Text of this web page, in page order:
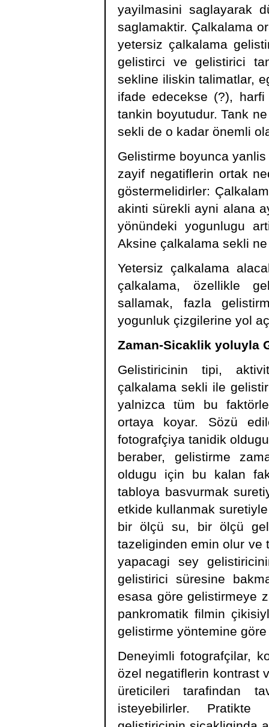
yayilmasini saglayarak
saglamaktir. Çalkalama
yetersiz çalkalama
gelistirci ve gelistirici
sekline iliskin talimatlar,
ifade edecekse (?),
tankin boyutudur. Tank
sekli de o kadar önemli
Gelistirme boyunca
zayif negatiflerin ortak
göstermelidirler:
akinti sürekli ayni alana
yönündeki yogunlugu
Aksine çalkalama sekli
Yetersiz çalkalama
çalkalama, özellikle
sallamak, fazla
yogunluk çizgilerine yol
Zaman-Sicaklik yoluyla
Gelistiricinin tipi,
çalkalama sekli ile
yalnizca tüm bu
ortaya koyar. Sözü
fotografçiya tanidik
beraber, gelistirme
oldugu için bu kalan
tabloya basvurmak
etkide kullanmak
bir ölçü su, bir ölçü
tazeliginden emin olur ve
yapacagi sey
gelistirici süresine
esasa göre gelistirmeye
pankromatik filmin
gelistirme yöntemine
Deneyimli fotografçilar,
özel negatiflerin kontrast
üreticileri tarafindan
isteyebilirler. Pratikte